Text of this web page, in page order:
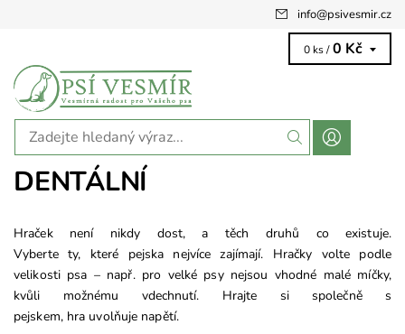
info@psivesmir.cz
0 ks / 0 Kč
DENTÁLNÍ
Hraček není nikdy dost, a těch druhů co existuje.
Vybertety, které pejska nejvíce zajímají.
Hračky volte podle
velikosti psa – např. pro velké psy nejsou vhodné malé míčky,
kvůli možnému vdechnutí. Hrajte si společně s
pejskem, hra uvolňuje napětí.